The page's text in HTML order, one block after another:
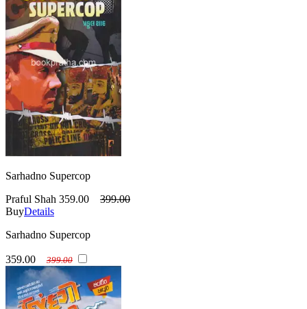
Sarhadno Supercop
Praful Shah 359.00
399.00
BuyDetails
Sarhadno Supercop
359.00 399.00